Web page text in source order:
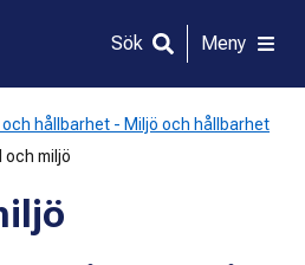
Sök Meny
och hållbarhet - Miljö och hållbarhet
och miljö